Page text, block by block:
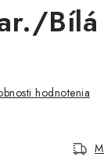
Bílá
hodnotenia